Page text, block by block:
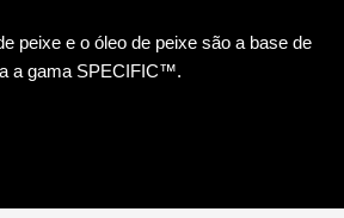
peixe e o óleo de peixe são a base de
a gama SPECIFIC™.